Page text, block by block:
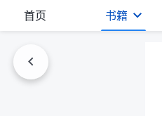
首页 书籍